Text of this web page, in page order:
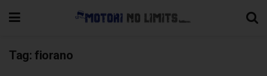
Tag: fiorano